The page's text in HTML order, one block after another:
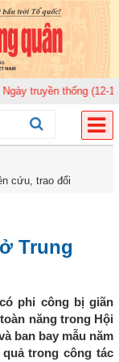
truyền thống (12-11-
cứu, trao đổi
Trung
phi công bị giãn
năng trong Hội
ban bay mẫu năm
trong công tác